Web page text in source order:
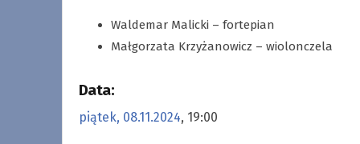
Waldemar Malicki – fortepian
Małgorzata Krzyżanowicz – wiolonczela
Data:
piątek, 08.11.2024, 19:00